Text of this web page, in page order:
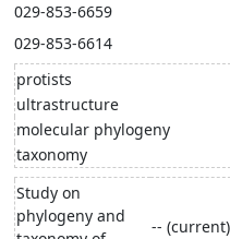
029-853-6659
029-853-6614
protists
ultrastructure
molecular phylogeny
taxonomy
Study on
phylogeny and
-- (current)